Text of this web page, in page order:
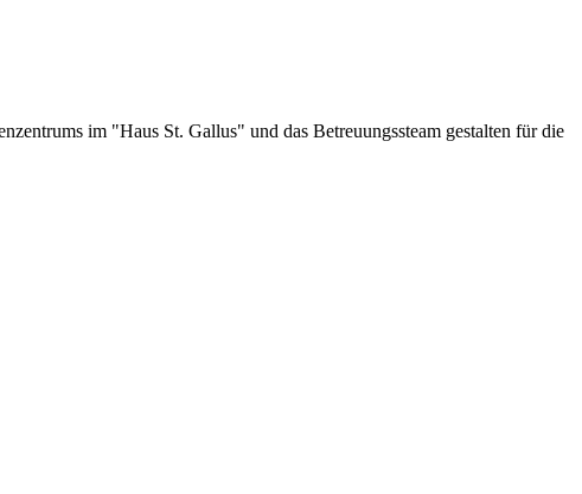
im "Haus St. Gallus" und das Betreuungssteam gestalten für die